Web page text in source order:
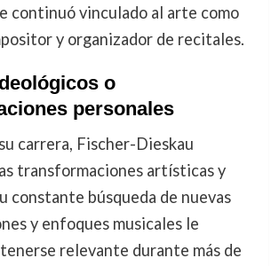
continuó vinculado al arte como
y organizador de recitales.
o
personales
carrera, Fischer-Dieskau
transformaciones artísticas y
constante búsqueda de nuevas
y enfoques musicales le
relevante durante más de